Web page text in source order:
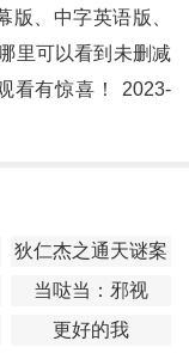
版、中字英语版、
里可以看到未删减
看有惊喜！ 2023-
狄仁杰之通天谜案
当哒当：邪视
更好的我